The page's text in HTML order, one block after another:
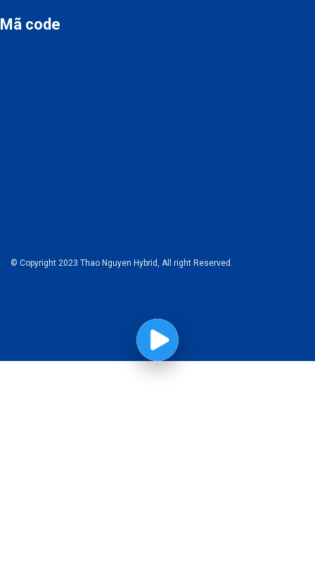
Mã code
© Copyright 2023 Thao Nguyen Hybrid, All right Reserved.